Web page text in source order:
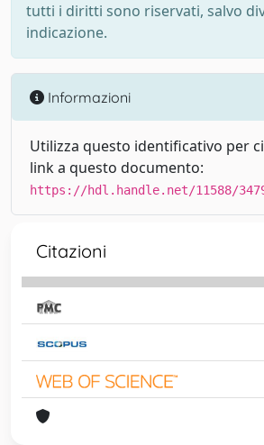
tutti i diritti sono riservati, salvo
indicazione.
Informazioni
Utilizza questo identificativo per
link a questo documento:
https://hdl.handle.net/11588/
Citazioni